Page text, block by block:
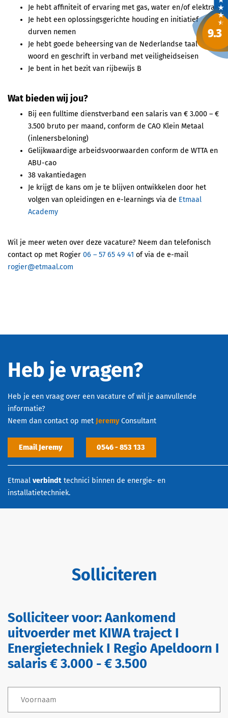
Je hebt affiniteit of ervaring met gas, water en/of elektra
Je hebt een oplossingsgerichte houding en initiatief
durven nemen
Je hebt goede beheersing van de Nederlandse taal in
woord en geschrift in verband met veiligheidseisen
Je bent in het bezit van rijbewijs B
Wat bieden wij jou?
Bij een fulltime dienstverband een salaris van € 3.000 – €
3.500 bruto per maand, conform de CAO Klein Metaal
(inlenersbeloning)
Gelijkwaardige arbeidsvoorwaarden conform de WTTA en
ABU-cao
38 vakantiedagen
Je krijgt de kans om je te blijven ontwikkelen door het
volgen van opleidingen en e-learnings via de Etmaal
Academy
Wil je meer weten over deze vacature? Neem dan telefonisch
contact op met Rogier 06 – 57 65 49 41 of via de e-mail
rogier@etmaal.com
Heb je vragen?
Heb je een vraag over een vacature of wil je aanvullende
informatie?
Neem dan contact op met Jeremy Consultant
Email Jeremy 0546 - 853 133
Etmaal verbindt technici binnen de energie- en
installatietechniek.
Solliciteren
Solliciteer voor:Aankomend
uitvoerder met KIWA traject I
Energietechniek I Regio Apeldoorn I
salaris € 3.000 - € 3.500